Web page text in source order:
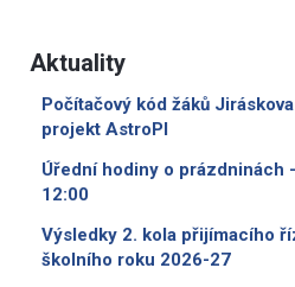
Aktuality
Počítačový kód žáků
projekt AstroPI
Úřední hodiny o prázdninách
12:00
Výsledky 2. kola přijímacího
školního roku 2026-27